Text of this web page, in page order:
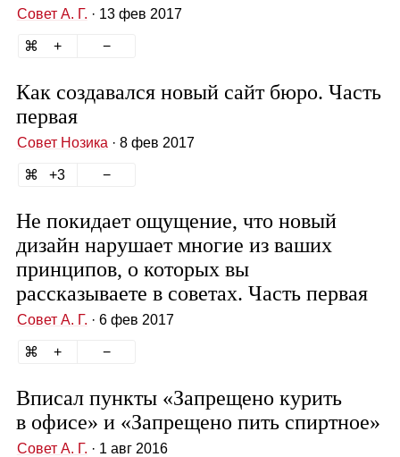
Совет А. Г. · 13 фев 2017
Как создавался новый сайт бюро. Часть
первая
Совет Нозика · 8 фев 2017
3
Не покидает ощущение, что новый
дизайн нарушает многие из ваших
принципов, о которых вы
рассказываете в советах. Часть первая
Совет А. Г. · 6 фев 2017
Вписал пункты «Запрещено курить
в офисе» и «Запрещено пить спиртное»
Совет А. Г. · 1 авг 2016